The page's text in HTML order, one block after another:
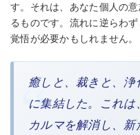
す。それは、あなた個人の
るものです。流れに逆らわ
覚悟が必要かもしれません。
癒しと、裁きと、
に集結した。これ
カルマを解消し、新